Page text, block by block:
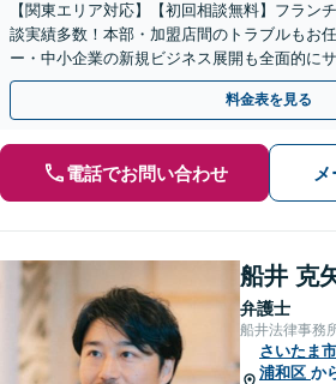
【関東エリア対応】【初回相談無料】フラン
談実績多数！本部・加盟店間のトラブルもお
ー・中小企業の新規ビジネス展開も全面的に
ームの構築支援も！【夜間・休日相談可能】
料金表を見る
電話でお問い合わせ
船井 克
弁護士
船井法律事務
さいたま市
浦和区 か